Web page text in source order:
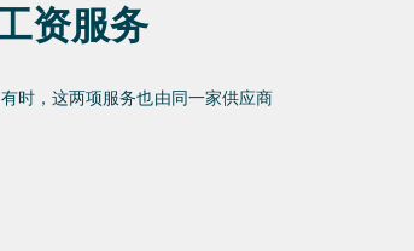
资服务
时，这两项服务也由同一家供应商